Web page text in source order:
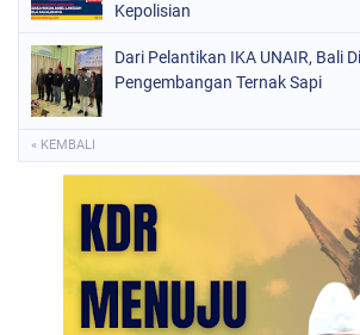
Kepolisian
Dari Pelantikan IKA UNAIR, Bali
Pengembangan Ternak Sapi
« KEMBALI